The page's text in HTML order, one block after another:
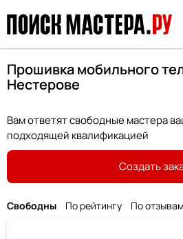
Прошивка мобильного
Нестерове
Вам ответят свободные мастера
подходящей квалификацией
Создать
Свободны По рейтингу По отзывам